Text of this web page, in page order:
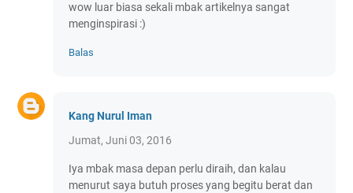
wow luar biasa sekali mbak artikelnya sangat
menginspirasi :)
Balas
Kang Nurul Iman
Jumat, Juni 03, 2016
Iya mbak masa depan perlu diraih, dan kalau
menurut saya butuh proses yang begitu berat dan